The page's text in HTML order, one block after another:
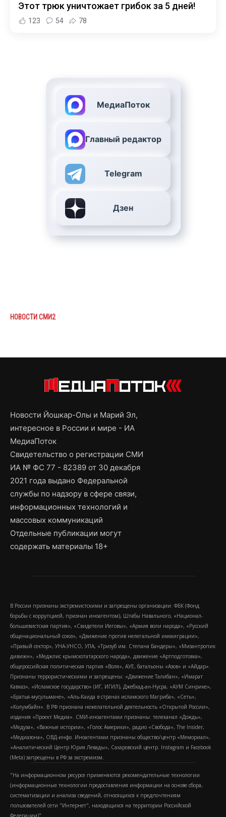
Этот трюк уничтожает грибок за 5 дней!
123 54 78
МедиаПоток
Главный редактор
Telegram
Дзен
НОВОСТИ СМИ2
Новости Йошкар-Олы и Марий Эл,
интересное в России и мире - ИА
МедиаПоток
Свидетельство о регистрации СМИ
ИА № ФС 77 - 82389 от 30 декабря
2021 года выдано Федеральной
службы по надзору в сфере связи,
информационных технологий и
массовых коммуникаций
Отдельные публикации могут
содержать материалы 18+
В России признаны экстремистскими и запрещены организации: ФБК (Фонд
борьбы с коррупцией, признан иноагентом), Штабы Навального, «Национал-
большевистская партия», «Свидетели Иеговы», «Армия воли народа», «Русский
общенациональный союз», «Движение против нелегальной иммиграции»,
«Правый сектор», УНА-УНСО, УПА, «Тризуб им. Степана Бандеры», «Мизантропик
дивижн», «Меджлис крымскотатарского народа», движение «Артподготовка»,
общероссийская политическая партия «Воля», АУЕ, батальоны «Азов» и «Айдар».
Признаны террористическими и запрещены: «Движение Талибан», «Имарат
Кавказ», «Исламское государство» (ИГ, ИГИЛ), Джебхад-ан-Нусра, «АУМ Синрике»,
«Братья-мусульмане», «Аль-Каида в странах исламского Магриба», «Сеть»,
«Колумбайн». В РФ признана нежелательной деятельность «Открытой России»,
издания «Проект Медиа». СМИ-иноагентами признаны: телеканал «Дождь»,
«Медуза», «Важные истории», «Голос Америки», радио «Свобода», The Insider,
«Медиазона», ОВД-инфо. Иноагентами признаны общество/центр «Мемориал»,
«Аналитический Центр Юрия Левады», Сахаровский центр. Instagram и Facebook
(Metа) запрещены в РФ за экстремизм.
"На информационном ресурсе применяются рекомендательные технологии
(информационные технологии предоставления информации на основе сбора,
систематизации и анализа сведений, относящихся к предпочтениям
пользователей сети "Интернет", находящихся на территории Российской
Федерации)".